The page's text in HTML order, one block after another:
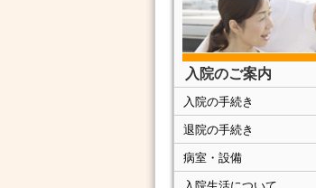
入院のご案内
入院の手続き
退院の手続き
病室・設備